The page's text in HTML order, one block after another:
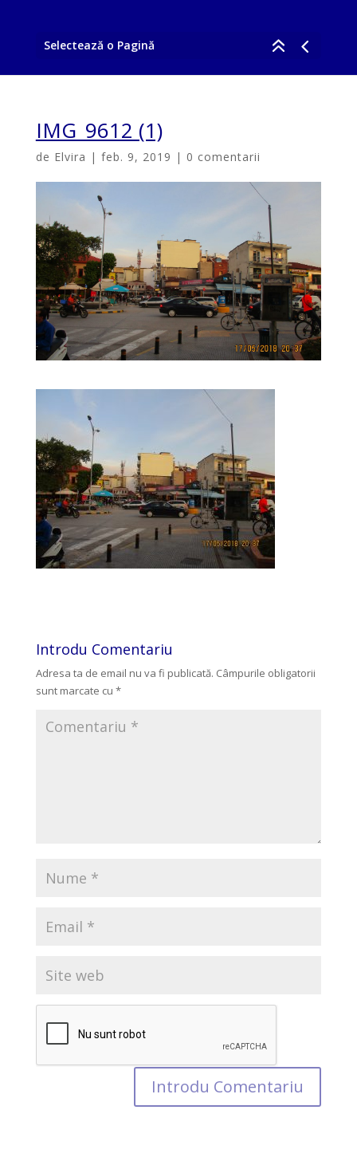
Selectează o Pagină
IMG_9612 (1)
de Elvira | feb. 9, 2019 | 0 comentarii
Introdu Comentariu
Adresa ta de email nu va fi publicată. Câmpurile obligatorii
sunt marcate cu *